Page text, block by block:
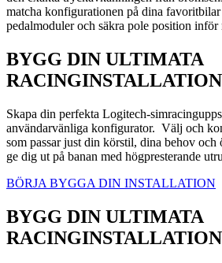
matcha konfigurationen på dina favoritbilar
pedalmoduler och säkra pole position inför
BYGG DIN ULTIMATA
RACINGINSTALLATION
Skapa din perfekta Logitech-
användarvänliga konfigurator. Välj och
som passar just din körstil, dina behov och
ge dig ut på banan med högpresterande
BÖRJA BYGGA DIN INSTALLATION
BYGG DIN ULTIMATA
RACINGINSTALLATION